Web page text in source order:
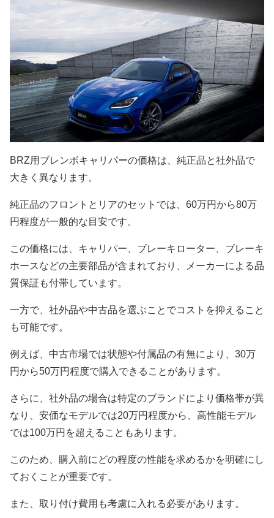
BRZ用ブレンボキャリパーの価格は、純正品と社外品で
大きく異なります。
純正品のフロントとリアのセットでは、60万円から80万
円程度が一般的な目安です。
この価格には、キャリパー、ブレーキローター、ブレーキ
ホースなどの主要部品が含まれており、メーカーによる品
質保証も付帯しています。
一方で、社外品や中古品を選ぶことでコストを抑えること
も可能です。
例えば、中古市場では状態や付属品の有無により、30万
円から50万円程度で購入できることがあります。
さらに、社外品の場合は特定のブランドにより価格帯が異
なり、安価なモデルでは20万円程度から、高性能モデル
では100万円を超えることもあります。
このため、購入前にどの程度の性能を求めるかを明確にし
ておくことが重要です。
また、取り付け費用も考慮に入れる必要があります。